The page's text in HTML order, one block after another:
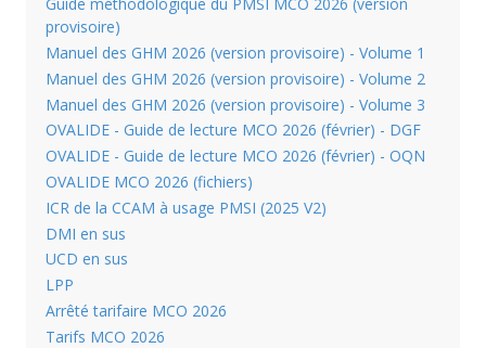
provisoire)
Manuel des GHM 2026 (version provisoire) - Volume 1
Manuel des GHM 2026 (version provisoire) - Volume 2
Manuel des GHM 2026 (version provisoire) - Volume 3
OVALIDE - Guide de lecture MCO 2026 (février) - DGF
OVALIDE - Guide de lecture MCO 2026 (février) - OQN
OVALIDE MCO 2026 (fichiers)
ICR de la CCAM à usage PMSI (2025 V2)
DMI en sus
UCD en sus
LPP
Arrêté tarifaire MCO 2026
Tarifs MCO 2026